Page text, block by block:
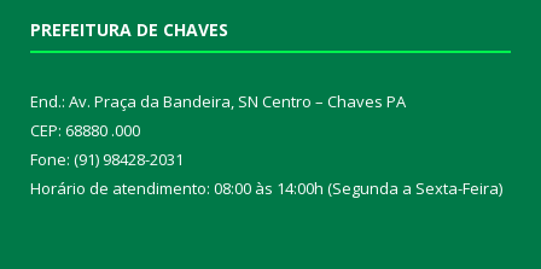
PREFEITURA DE CHAVES
End.: Av. Praça da Bandeira, SN Centro – Chaves PA
CEP: 68880 .000
Fone: (91) 98428-2031
Horário de atendimento: 08:00 às 14:00h (Segunda a Sexta-Feira)